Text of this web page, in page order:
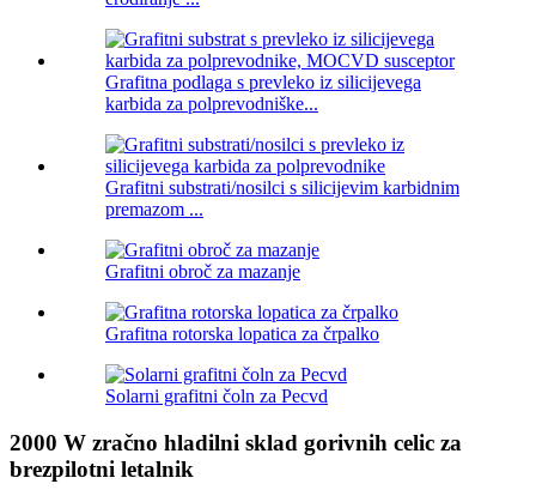
Grafitna podlaga s prevleko iz silicijevega
karbida za polprevodniške...
Grafitni substrati/nosilci s silicijevim karbidnim
premazom ...
Grafitni obroč za mazanje
Grafitna rotorska lopatica za črpalko
Solarni grafitni čoln za Pecvd
2000 W zračno hladilni sklad gorivnih celic za
brezpilotni letalnik